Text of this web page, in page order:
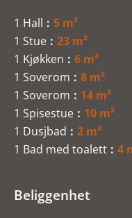
1 Hall
5 m²
1 Stue
23 m²
1 Kjøkken
6 m²
1 Soverom
8 m²
1 Soverom
14 m²
1 Spisestue
10 m²
1 Dusjbad
2 m²
1 Bad med toalett
4
Beliggenhet